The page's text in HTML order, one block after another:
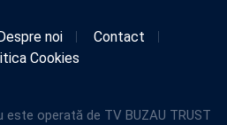
Despre noi
Contact
Cookies
este operată de TV BUZAU TRUST